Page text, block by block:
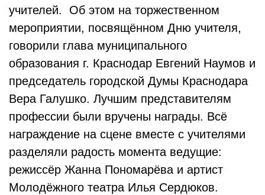
учителей. Об этом на торжественном
мероприятии, посвящённом Дню учителя,
говорили глава муниципального
образования г. Краснодар Евгений Наумов и
председатель городской Думы Краснодара
Вера Галушко. Лучшим представителям
профессии были вручены награды. Всё
награждение на сцене вместе с учителями
разделяли радость момента ведущие:
режиссёр Жанна Пономарёва и артист
Молодёжного театра Илья Сердюков.